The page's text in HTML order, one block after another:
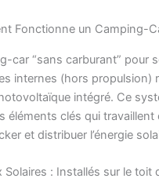
Fonctionne un Camping-
car “sans carburant” pour
internes (hors propulsion)
intégré. Ce
éléments clés qui
et distribuer l’énergie
Solaires : Installés sur le toit